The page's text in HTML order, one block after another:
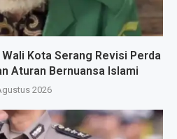
Kota Serang Revisi Perda
Aturan Bernuansa Islami
2026